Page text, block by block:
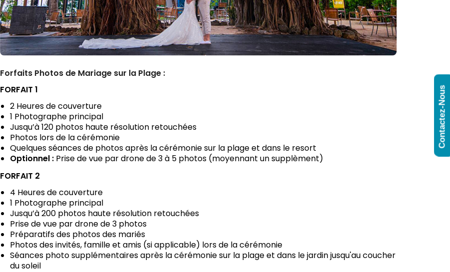
Forfaits Photos de Mariage sur la Plage :
FORFAIT 1
2 Heures de couverture
1 Photographe principal
Jusqu’à 120 photos haute résolution retouchées
Photos lors de la cérémonie
Quelques séances de photos après la cérémonie sur la plage et dans le resort
Optionnel : Prise de vue par drone de 3 à 5 photos (moyennant un supplèment)
FORFAIT 2
4 Heures de couverture
1 Photographe principal
Jusqu’à 200 photos haute résolution retouchées
Prise de vue par drone de 3 photos
Préparatifs des photos des mariés
Photos des invités, famille et amis (si applicable) lors de la cérémonie
Séances photo supplémentaires après la cérémonie sur la plage et dans le jardin jusqu'au coucher
du soleil
Contactez-Nous